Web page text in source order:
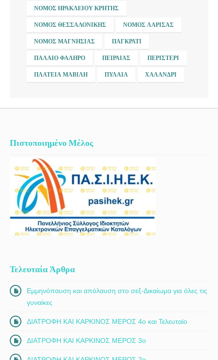
ΝΟΜΌΣ ΗΡΑΚΛΕΊΟΥ ΚΡΉΤΗΣ
ΝΟΜΌΣ ΘΕΣΣΑΛΟΝΊΚΗΣ ΝΟΜΌΣ ΛΆΡΙΣΑΣ
ΝΟΜΌΣ ΜΑΓΝΗΣΊΑΣ ΠΑΓΚΡΆΤΙ
ΠΑΛΑΙΌ ΦΆΛΗΡΟ ΠΕΙΡΑΙΆΣ ΠΕΡΙΣΤΈΡΙ
ΠΛΑΤΕΊΑ ΜΑΒΊΛΗ ΠΥΛΑΊΑ ΧΑΛΆΝΔΡΙ
Πιστοποιημένο Μέλος
Τελευταία Άρθρα
Εμμηνόπαυση και απόλαυση στο σεξ-Δικαίωμα για όλες τις
γυναίκες
ΔΙΑΤΡΟΦΗ ΚΑΙ ΚΑΡΚΙΝΟΣ ΜΕΡΟΣ 4ο και Τελευταίο
ΔΙΑΤΡΟΦΗ ΚΑΙ ΚΑΡΚΙΝΟΣ ΜΕΡΟΣ 3ο